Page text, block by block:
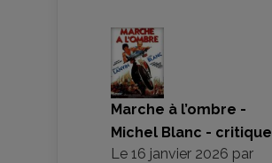
Marche à l’ombre -
Michel Blanc - critique
Le 16 janvier 2026 par